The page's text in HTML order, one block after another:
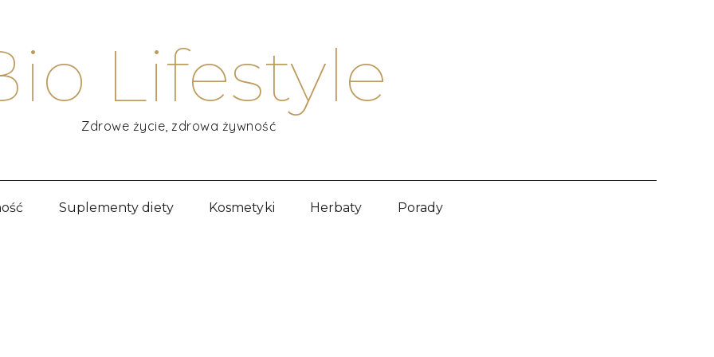
Lifestyle
Zdrowe życie, zdrowa żywność
Suplementy diety Kosmetyki Herbaty Porady